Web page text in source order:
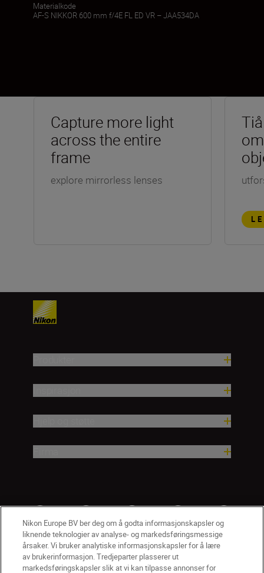
Materialkode
AF-S NIKKOR 600 mm f/4E FL ED VR – JAA534DA
Capture more light
across the entire
frame
explore mirrorless lenses
Nikon Europe BV ber deg om å godta informasjonskapsler og
liknende teknologier av analyse- og markedsføringsmessige
årsaker. Vi bruker analytiske informasjonskapsler for å lære
av brukerinformasjon. Tredjeparter plasserer ut
markedsføringskapsler slik at vi kan tilpasse annonser for